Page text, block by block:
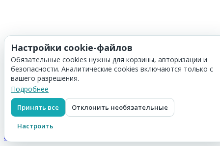
Корзина
Скидка: 0₽
Итого: 0₽
Оформить заказ
Настройки cookie-файлов
Обязательные cookies нужны для корзины, авторизации и
безопасности. Аналитические cookies включаются только с
вашего разрешения.
Подробнее
Принять все Отклонить необязательные
Настроить